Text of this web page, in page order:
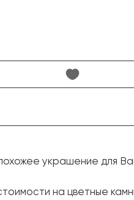
2 шт.
украшение для
на цветные